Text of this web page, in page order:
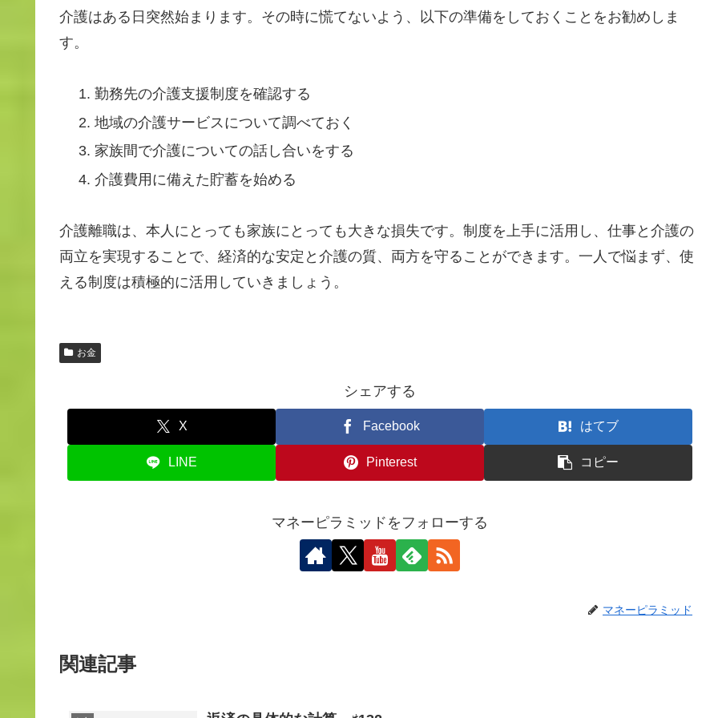
介護はある日突然始まります。その時に慌てないよう、以下の準備をしておくことをお勧めしま
す。
勤務先の介護支援制度を確認する
地域の介護サービスについて調べておく
家族間で介護についての話し合いをする
介護費用に備えた貯蓄を始める
介護離職は、本人にとっても家族にとっても大きな損失です。制度を上手に活用し、仕事と介護の
両立を実現することで、経済的な安定と介護の質、両方を守ることができます。一人で悩まず、使
える制度は積極的に活用していきましょう。
お金
シェアする
X Facebook はてブ
LINE Pinterest コピー
マネーピラミッドをフォローする
マネーピラミッド
関連記事